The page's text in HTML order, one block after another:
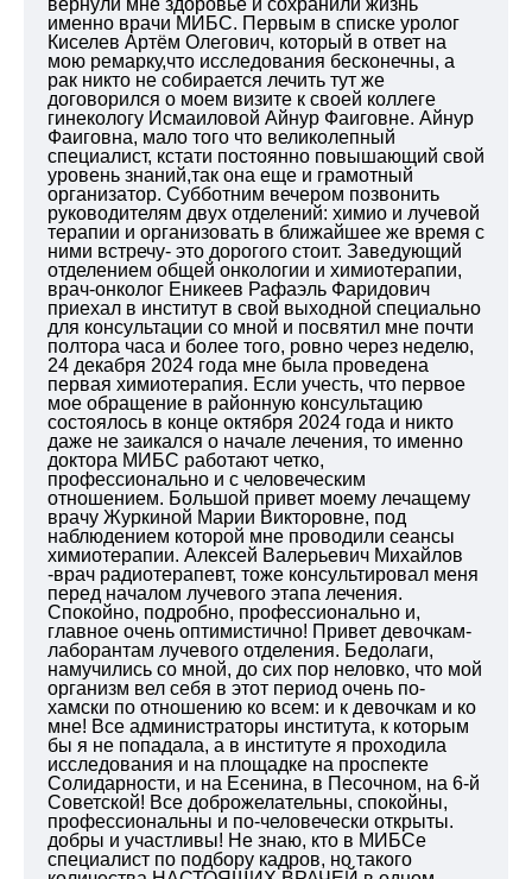
вернули мне здоровье и сохранили жизнь
именно врачи МИБС. Первым в списке уролог
Киселев Артём Олегович, который в ответ на
мою ремарку,что исследования бесконечны, а
рак никто не собирается лечить тут же
договорился о моем визите к своей коллеге
гинекологу Исмаиловой Айнур Фаиговне. Айнур
Фаиговна, мало того что великолепный
специалист, кстати постоянно повышающий свой
уровень знаний,так она еще и грамотный
организатор. Субботним вечером позвонить
руководителям двух отделений: химио и лучевой
терапии и организовать в ближайшее же время с
ними встречу- это дорогого стоит. Заведующий
отделением общей онкологии и химиотерапии,
врач-онколог Еникеев Рафаэль Фаридович
приехал в институт в свой выходной специально
для консультации со мной и посвятил мне почти
полтора часа и более того, ровно через неделю,
24 декабря 2024 года мне была проведена
первая химиотерапия. Если учесть, что первое
мое обращение в районную консультацию
состоялось в конце октября 2024 года и никто
даже не заикался о начале лечения, то именно
доктора МИБС работают четко,
профессионально и с человеческим
отношением. Большой привет моему лечащему
врачу Журкиной Марии Викторовне, под
наблюдением которой мне проводили сеансы
химиотерапии. Алексей Валерьевич Михайлов
-врач радиотерапевт, тоже консультировал меня
перед началом лучевого этапа лечения.
Спокойно, подробно, профессионально и,
главное очень оптимистично! Привет девочкам-
лаборантам лучевого отделения. Бедолаги,
намучились со мной, до сих пор неловко, что мой
организм вел себя в этот период очень по-
хамски по отношению ко всем: и к девочкам и ко
мне! Все администраторы института, к которым
бы я не попадала, а в институте я проходила
исследования и на площадке на проспекте
Солидарности, и на Есенина, в Песочном, на 6-й
Советской! Все доброжелательны, спокойны,
профессиональны и по-человечески открыты.
добры и участливы! Не знаю, кто в МИБСе
специалист по подбору кадров, но такого